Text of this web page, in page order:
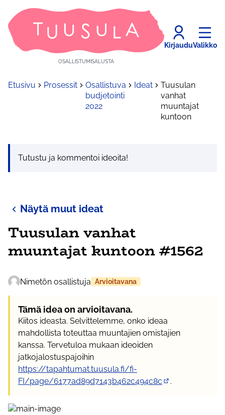
OSALLISTUMISALUSTA
KirjauduValikko
Etusivu Prosessit
Osallistuva
budjetointi
2022
Ideat
Tuusulan
vanhat
muuntajat
kuntoon
Tutustu ja kommentoi ideoita!
Näytä muut ideat
Tuusulan vanhat
muuntajat kuntoon #1562
Nimetön osallistuja Arvioitavana
Tämä idea on arvioitavana.
Kiitos ideasta. Selvittelemme, onko ideaa
mahdollista toteuttaa muuntajien omistajien
kanssa. Tervetuloa mukaan ideoiden
jatkojalostuspajoihin
https://tapahtumat.tuusula.fi/fi-
FI/page/6177ad89d7143b462c494c8c
.